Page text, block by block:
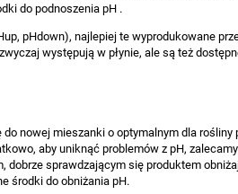
49,00 zł brutto
do podnoszenia pH .
pHdown), najlepiej te wyprodukowane
występują w płynie, ale są też
nowej mieszanki o optymalnym dla rośliny
aby uniknąć problemów z pH,
dobrze sprawdzającym się produktem
środki do obniżania pH.